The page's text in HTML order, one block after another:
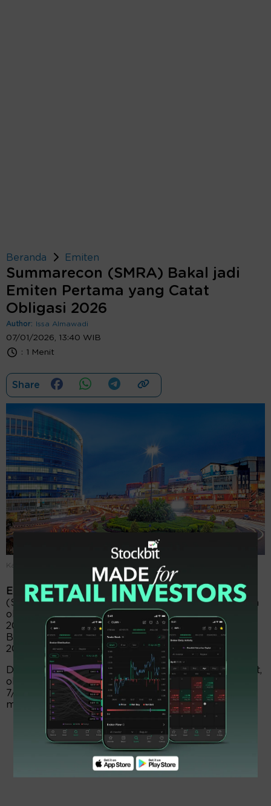
Beranda Emiten
Summarecon (SMRA) Bakal jadi
Emiten Pertama yang Catat
Obligasi 2026
Author: Issa Almawadi
07/01/2026, 13:40 WIB
: 1 Menit
Share
Kawasan Summarecon. FOTO-Istimewa
EmitenNews.com -
PT Summarecon Agung Tbk
(SMRA) menjadi emiten pertama yang mencatatkan
obligasinya di Bursa Efek Indonesia atau BEI pada
2026. Obligasi yang dimaksud adalah Obligasi
Berkelanjutan V Summarecon Agung Tahap I Tahun
2025.
Dalam pengumumannya, Selasa (6/1), BEI menyebut,
obligasi Summarecon tercatat pada hari ini (Rabu,
7/1). Secara rinci, obligasi Summarecon terbagi
menjadi dua seri.